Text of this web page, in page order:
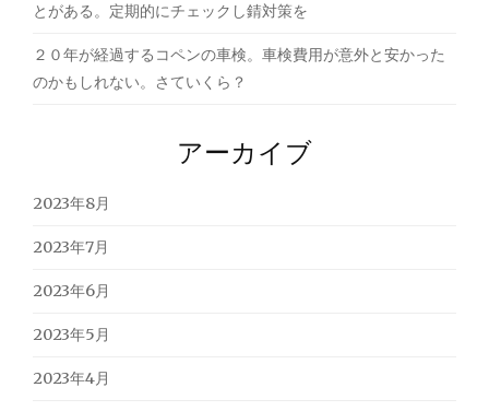
とがある。定期的にチェックし錆対策を
２０年が経過するコペンの車検。車検費用が意外と安かった
のかもしれない。さていくら？
アーカイブ
2023年8月
2023年7月
2023年6月
2023年5月
2023年4月